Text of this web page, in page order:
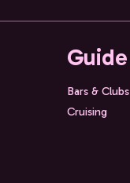
Guide
Bars & Clubs
Cruising